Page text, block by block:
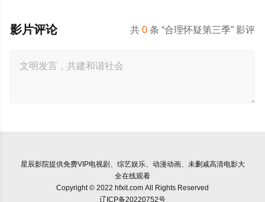
共0 条 “合理怀疑第三季” 影评
影片评论
星辰影院提供免费VIP电视剧、综艺娱乐、动漫动画、未删减高清电影大
全在线观看
Copyright © 2022 hfxit.com All Rights Reserved
辽ICP备20220752号